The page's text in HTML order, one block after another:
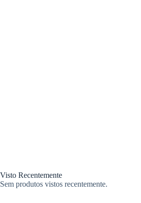
Visto Recentemente
Sem produtos vistos recentemente.